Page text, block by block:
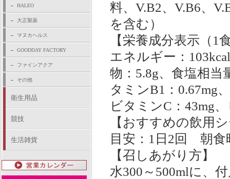
HALEO
大正製薬
マヌカヘルス
GOODDAY FACTORY
ファインアクア
その他
衛生用品
競技
生活雑貨
料、V.B2、V.B6、
を含む）
【栄養成分表示（1
エネルギー：
物：5.8g、食塩相当
タミンB1：0.67mg
ビタミンC：43mg
【おすすめの飲用
目安：1日2回 朝食
【召しあがり方】
水300～500mlに、